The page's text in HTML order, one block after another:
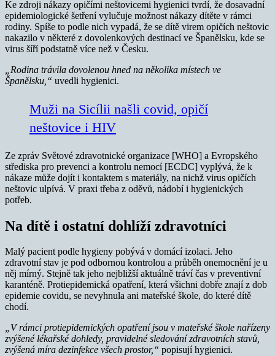
Ke zdroji nákazy opičími neštovicemi hygienici tvrdí, že dosavadní
epidemiologické šetření vylučuje možnost nákazy dítěte v rámci
rodiny. Spíše to podle nich vypadá, že se dítě virem opičích neštovic
nakazilo v některé z dovolenkových destinací ve Španělsku, kde se
virus šíří podstatně více než v Česku.
„Rodina trávila dovolenou hned na několika místech ve
Španělsku,“ uvedli hygienici.
Muži na Sicílii našli covid, opičí
neštovice i HIV
Ze zpráv Světové zdravotnické organizace [WHO] a Evropského
střediska pro prevenci a kontrolu nemocí [ECDC] vyplývá, že k
nákaze může dojít i kontaktem s materiály, na nichž virus opičích
neštovic ulpívá. V praxi třeba z oděvů, nádobí i hygienických
potřeb.
Na dítě i ostatní dohlíží zdravotníci
Malý pacient podle hygieny pobývá v domácí izolaci. Jeho
zdravotní stav je pod odbornou kontrolou a průběh onemocnění je u
něj mírný. Stejně tak jeho nejbližší aktuálně tráví čas v preventivní
karanténě. Protiepidemická opatření, která všichni dobře znají z dob
epidemie covidu, se nevyhnula ani mateřské škole, do které dítě
chodí.
„V rámci protiepidemických opatření jsou v mateřské škole nařízeny
zvýšené lékařské dohledy, pravidelné sledování zdravotních stavů,
zvýšená míra dezinfekce všech prostor,“ popisují hygienici.